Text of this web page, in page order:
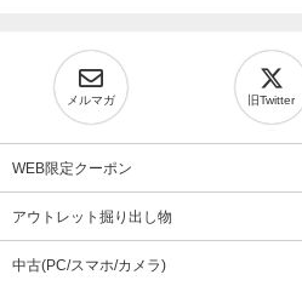
メルマガ 旧Twitter
WEB限定クーポン
アウトレット掘り出し物
中古(PC/スマホ/カメラ)